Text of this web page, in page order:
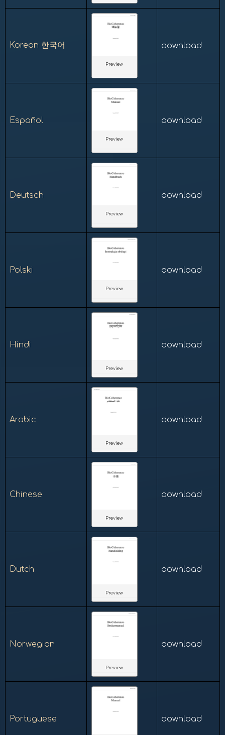
Korean 한국어
Preview
download
Español
Preview
download
Deutsch
Preview
download
Polski
Preview
download
Hindi
Preview
download
Arabic
Preview
download
Chinese
Preview
download
Dutch
Preview
download
Norwegian
Preview
download
Portuguese download